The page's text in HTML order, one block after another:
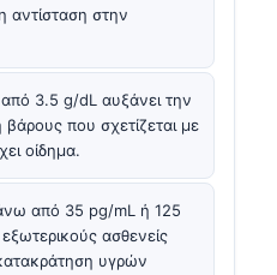
αντίσταση στην
3.5 g/dL αυξάνει την
που σχετίζεται με
οίδημα.
από 35 pg/mL ή 125
ασθενείς
υγρών